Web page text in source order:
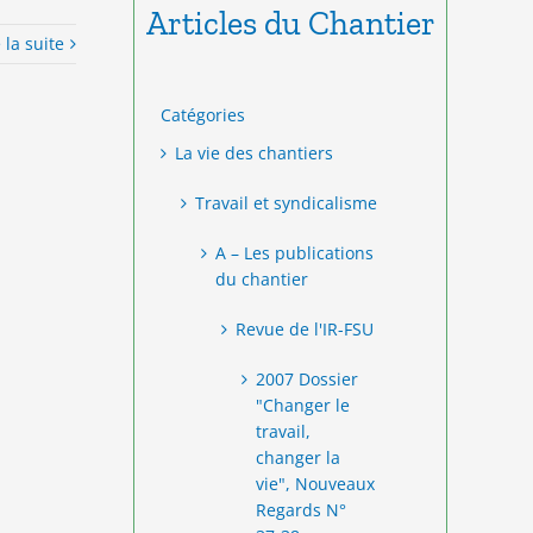
la suite
Articles du Chantier
Catégories
La vie des chantiers
Travail et syndicalisme
A – Les publications
du chantier
Revue de l'IR-FSU
2007 Dossier
"Changer le
travail,
changer la
vie", Nouveaux
Regards N°